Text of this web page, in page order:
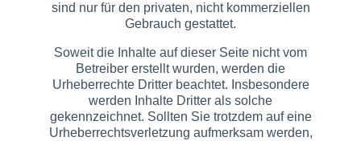
sind nur für den privaten, nicht kommerziellen
Gebrauch gestattet.
Soweit die Inhalte auf dieser Seite nicht vom
Betreiber erstellt wurden, werden die
Urheberrechte Dritter beachtet. Insbesondere
werden Inhalte Dritter als solche
gekennzeichnet. Sollten Sie trotzdem auf eine
Urheberrechtsverletzung aufmerksam werden,